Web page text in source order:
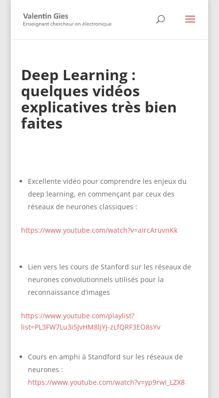
Deep Learning :
quelques vidéos
explicatives très bien
faites
Excellente vidéo pour comprendre les enjeux du
deep learning, en commençant par ceux des
réseaux de neurones classiques :
https://www.youtube.com/watch?v=aircAruvnKk
Lien vers les cours de Stanford sur les réseaux de
neurones convolutionnels utilisés pour la
reconnaissance d’images
https://www.youtube.com/playlist?
list=PL3FW7Lu3i5JvHM8ljYj-zLfQRF3EO8sYv
Cours en amphi à Standford sur les réseaux de
neurones :
https://www.youtube.com/watch?v=yp9rwI_LZX8